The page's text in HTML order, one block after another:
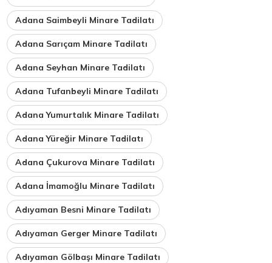
Adana Saimbeyli Minare Tadilatı
Adana Sarıçam Minare Tadilatı
Adana Seyhan Minare Tadilatı
Adana Tufanbeyli Minare Tadilatı
Adana Yumurtalık Minare Tadilatı
Adana Yüreğir Minare Tadilatı
Adana Çukurova Minare Tadilatı
Adana İmamoğlu Minare Tadilatı
Adıyaman Besni Minare Tadilatı
Adıyaman Gerger Minare Tadilatı
Adıyaman Gölbaşı Minare Tadilatı